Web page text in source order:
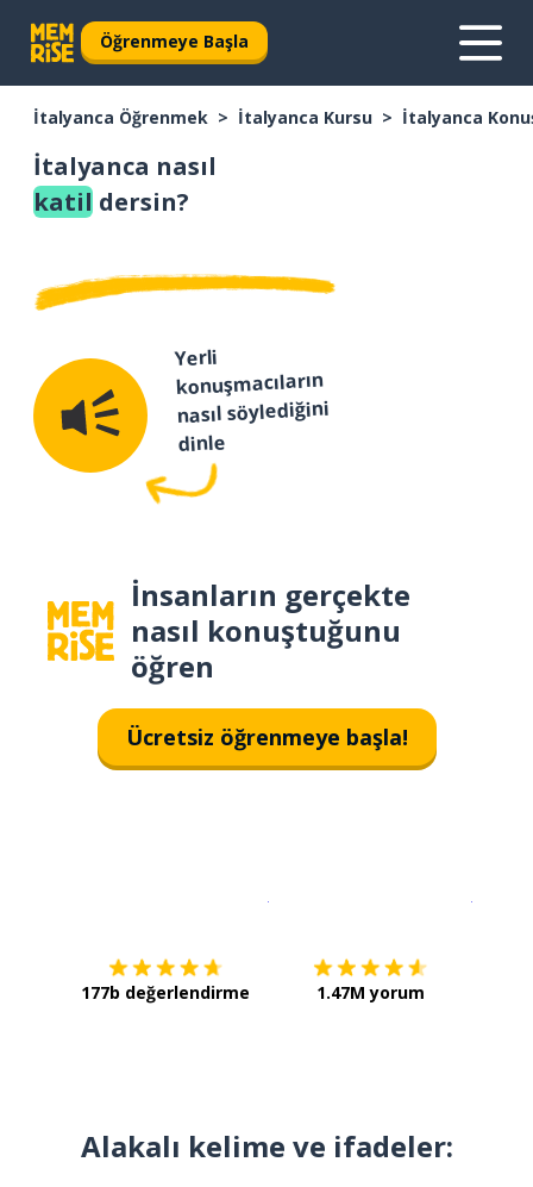
Öğrenmeye Başla
İtalyanca Öğrenmek İtalyanca Kursu İtalyanca
İtalyanca nasıl
katil dersin?
Yerli
konuşmacıların
nasıl söylediğini
dinle
İnsanların gerçekte
nasıl konuştuğunu
öğren
Ücretsiz öğrenmeye başla!
177b değerlendirme 1.47M yorum
Alakalı kelime ve ifadeler: